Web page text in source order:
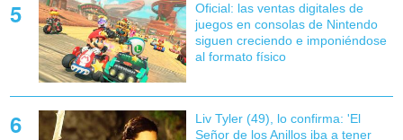
Oficial: las ventas digitales de
juegos en consolas de Nintendo
siguen creciendo e imponiéndose
al formato físico
Liv Tyler (49), lo confirma: 'El
Señor de los Anillos iba a tener